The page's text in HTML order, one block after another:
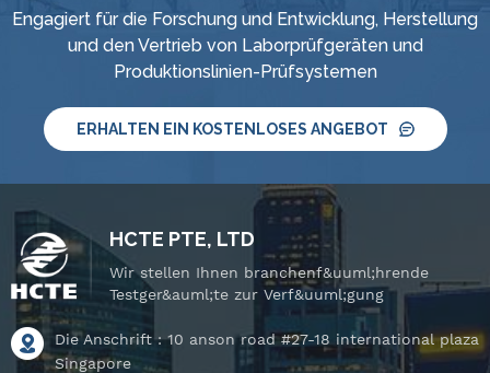
intelligentes
Wasserversorgungs- und
Steuerungssystem, IPX8
Druckpr&uuml;fger&auml;t
und neigbarem
Drehtisch.
intelligentes
Wasserversorgungs- und
Steuerungssystem, IPX8
Druckpr&uuml;fger&auml;t
und neigbarem
Drehtisch.
Engagiert für die Forschung und Entwicklung, Herstellung
und den Vertrieb von Laborprüfgeräten und
Produktionslinien-Prüfsystemen
ERHALTEN EIN KOSTENLOSES ANGEBOT
HCTE PTE, LTD
Wir stellen Ihnen branchenf&uuml;hrende
Testger&auml;te zur Verf&uuml;gung
Die Anschrift : 10 anson road #27-18 international plaza
Singapore